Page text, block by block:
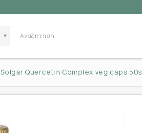
Solgar Quercetin Complex veg.caps 50s